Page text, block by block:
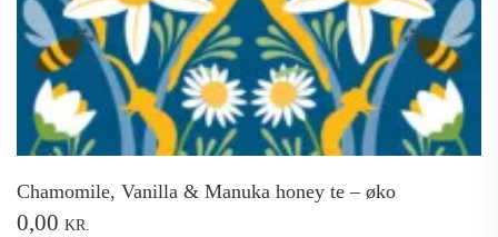
Chamomile, Vanilla & Manuka honey te – øko
0,00 KR.